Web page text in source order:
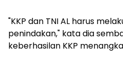
"KKP dan TNI AL harus
penindakan," kata dia
keberhasilan KKP